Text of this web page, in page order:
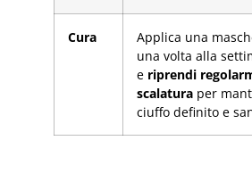
Cura
Applica una
una volta alla
e riprendi
scalatura per
ciuffo definito e